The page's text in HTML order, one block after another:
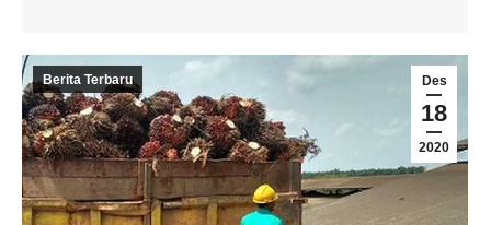
Des
18
2020
Berita Terbaru